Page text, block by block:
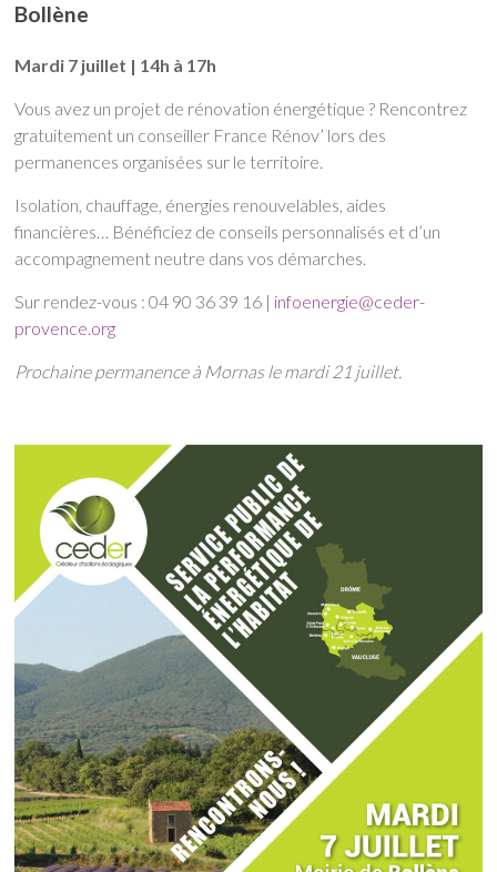
Bollène
Mardi 7 juillet | 14h à 17h
Vous avez un projet de rénovation énergétique ? Rencontrez
gratuitement un conseiller France Rénov’ lors des
permanences organisées sur le territoire.
Isolation, chauffage, énergies renouvelables, aides
financières… Bénéficiez de conseils personnalisés et d’un
accompagnement neutre dans vos démarches.
Sur rendez-vous : 04 90 36 39 16 | infoenergie@ceder-
provence.org
Prochaine permanence à Mornas le mardi 21 juillet.